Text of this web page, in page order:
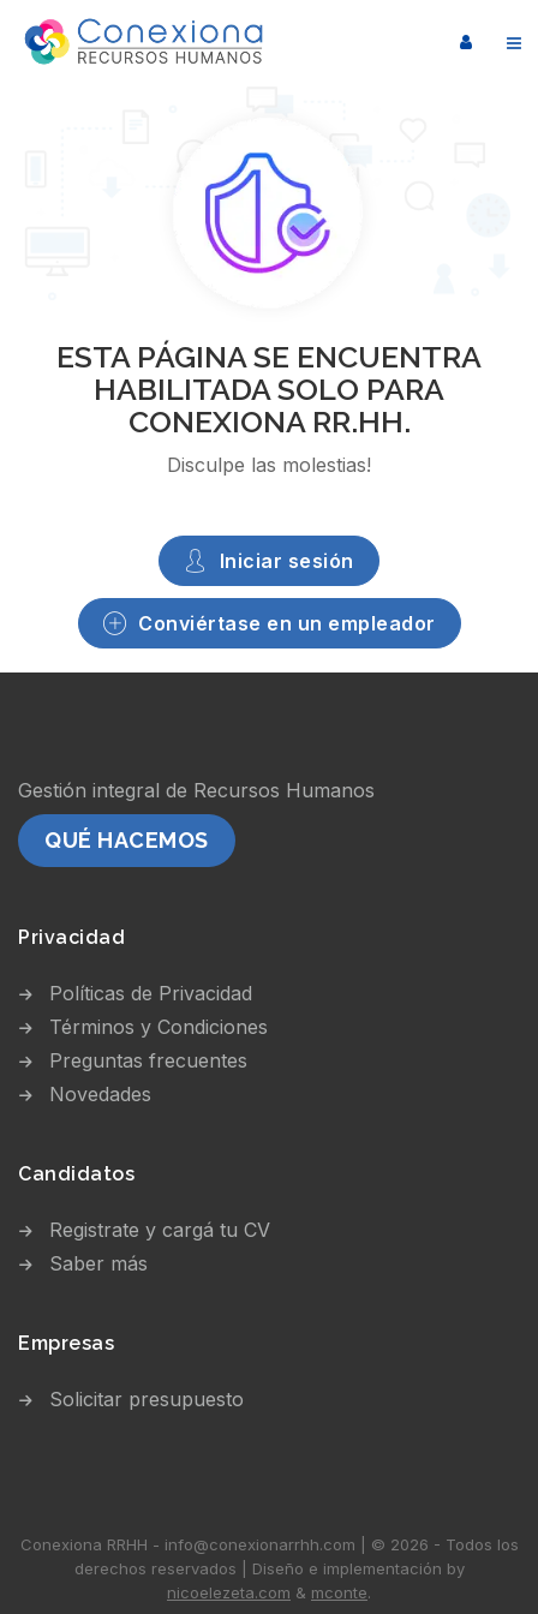
ESTA PÁGINA SE ENCUENTRA
HABILITADA SOLO PARA
CONEXIONA RR.HH.
Disculpe las molestias!
Iniciar sesión
Conviértase en un empleador
Gestión integral de Recursos Humanos
QUÉ HACEMOS
Privacidad
Políticas de Privacidad
Términos y Condiciones
Preguntas frecuentes
Novedades
Candidatos
Registrate y cargá tu CV
Saber más
Empresas
Solicitar presupuesto
Conexiona RRHH - info@conexionarrhh.com | © 2026 - Todos los
derechos reservados | Diseño e implementación by
nicoelezeta.com & mconte.